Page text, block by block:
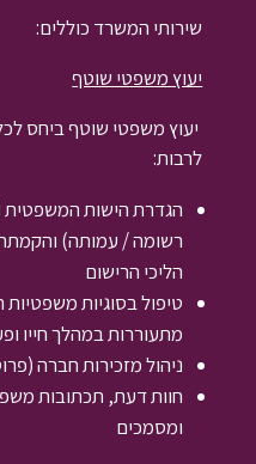
שירותי המשרד כוללים:
יעוץ משפטי שוטף
יעוץ משפטי שוטף ביחס
לרבות:
הגדרת הישות
רשומה / עמותה) והקמתה,
הליכי הרישום
טיפול בסוגיות משפטיות
מתעוררות במהלך חייו
ניהול מזכירות חברה
חוות דעת, תכתובות
ומסמכים